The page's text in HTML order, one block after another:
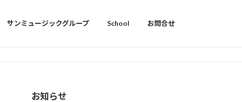
サンミュージックグループ School お問合せ
お知らせ